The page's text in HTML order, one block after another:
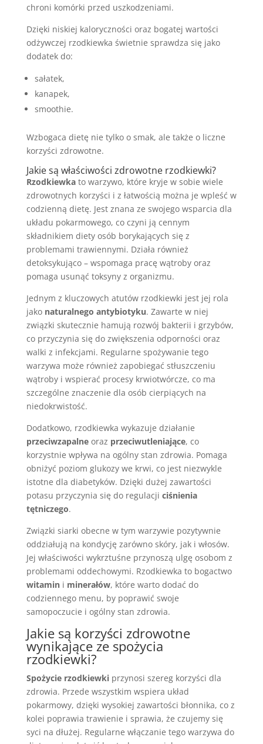
chroni komórki przed uszkodzeniami.
Dzięki niskiej kaloryczności oraz bogatej wartości
odżywczej rzodkiewka świetnie sprawdza się jako
dodatek do:
sałatek,
kanapek,
smoothie.
Wzbogaca dietę nie tylko o smak, ale także o liczne
korzyści zdrowotne.
Jakie są właściwości zdrowotne rzodkiewki?
Rzodkiewkato warzywo, które kryje w sobie wiele
zdrowotnych korzyści i z łatwością można je wpleść w
codzienną dietę. Jest znana ze swojego wsparcia dla
układu pokarmowego, co czyni ją cennym
składnikiem diety osób borykających się z
problemami trawiennymi. Działa również
detoksykująco – wspomaga pracę wątroby oraz
pomaga usunąć toksyny z organizmu.
Jednym z kluczowych atutów rzodkiewki jest jej rola
jako naturalnego antybiotyku. Zawarte w niej
związki skutecznie hamują rozwój bakterii i grzybów,
co przyczynia się do zwiększenia odporności oraz
walki z infekcjami. Regularne spożywanie tego
warzywa może również zapobiegać stłuszczeniu
wątroby i wspierać procesy krwiotwórcze, co ma
szczególne znaczenie dla osób cierpiących na
niedokrwistość.
Dodatkowo, rzodkiewka wykazuje działanie
przeciwzapalneoraz przeciwutleniające, co
korzystnie wpływa na ogólny stan zdrowia. Pomaga
obniżyć poziom glukozy we krwi, co jest niezwykle
istotne dla diabetyków. Dzięki dużej zawartości
potasu przyczynia się do regulacji ciśnienia
tętniczego.
Związki siarki obecne w tym warzywie pozytywnie
oddziałują na kondycję zarówno skóry, jak i włosów.
Jej właściwości wykrztuśne przynoszą ulgę osobom z
problemami oddechowymi. Rzodkiewka to bogactwo
witamini minerałów, które warto dodać do
codziennego menu, by poprawić swoje
samopoczucie i ogólny stan zdrowia.
Jakie są korzyści zdrowotne
wynikające ze spożycia
rzodkiewki?
Spożycie rzodkiewkiprzynosi szereg korzyści dla
zdrowia. Przede wszystkim wspiera układ
pokarmowy, dzięki wysokiej zawartości błonnika, co z
kolei poprawia trawienie i sprawia, że czujemy się
syci na dłużej. Regularne włączanie tego warzywa do